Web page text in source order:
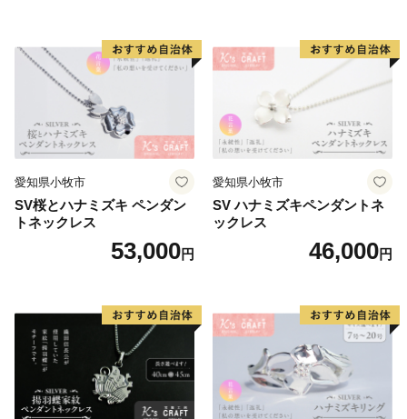
愛知県小牧市
SV桜とハナミズキ ペンダン
トネックレス
53,000円
愛知県小牧市
SV ハナミズキペンダントネ
ックレス
46,000円